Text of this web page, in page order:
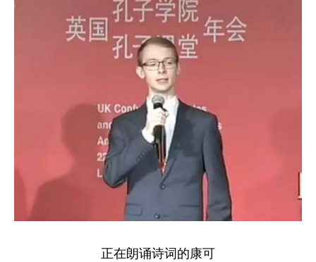
正在朗诵诗词的康可